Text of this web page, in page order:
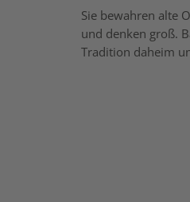
Sie bewahren alte
und denken groß.
Tradition daheim